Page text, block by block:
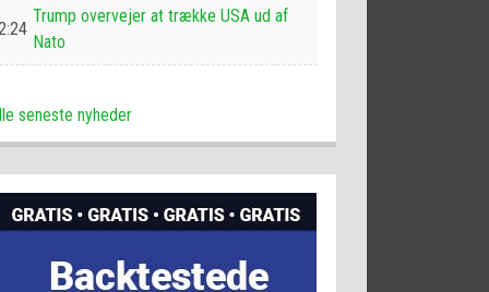
Trump overvejer at trække USA ud af
Nato
seneste nyheder